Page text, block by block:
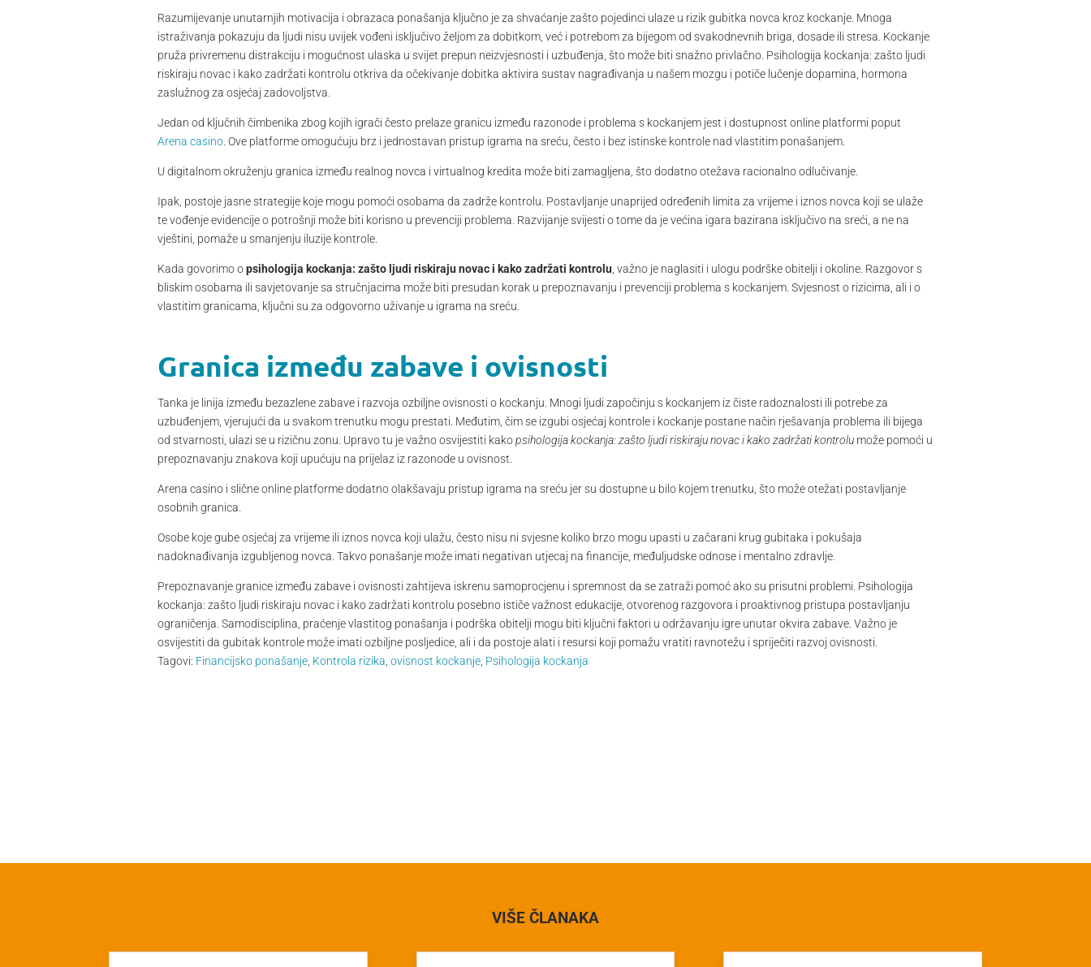
Razumijevanje unutarnjih motivacija i obrazaca ponašanja ključno je za shvaćanje zašto pojedinci ulaze u rizik gubitka novca kroz kockanje. Mnoga
istraživanja pokazuju da ljudi nisu uvijek vođeni isključivo željom za dobitkom, već i potrebom za bijegom od svakodnevnih briga, dosade ili stresa. Kockanje
pruža privremenu distrakciju i mogućnost ulaska u svijet prepun neizvjesnosti i uzbuđenja, što može biti snažno privlačno. Psihologija kockanja: zašto ljudi
riskiraju novac i kako zadržati kontrolu otkriva da očekivanje dobitka aktivira sustav nagrađivanja u našem mozgu i potiče lučenje dopamina, hormona
zaslužnog za osjećaj zadovoljstva.
Jedan od ključnih čimbenika zbog kojih igrači često prelaze granicu između razonode i problema s kockanjem jest i dostupnost online platformi poput
Arena casino. Ove platforme omogućuju brz i jednostavan pristup igrama na sreću, često i bez istinske kontrole nad vlastitim ponašanjem.
U digitalnom okruženju granica između realnog novca i virtualnog kredita može biti zamagljena, što dodatno otežava racionalno odlučivanje.
Ipak, postoje jasne strategije koje mogu pomoći osobama da zadrže kontrolu. Postavljanje unaprijed određenih limita za vrijeme i iznos novca koji se ulaže
te vođenje evidencije o potrošnji može biti korisno u prevenciji problema. Razvijanje svijesti o tome da je većina igara bazirana isključivo na sreći, a ne na
vještini, pomaže u smanjenju iluzije kontrole.
Kada govorimo opsihologija kockanja: zašto ljudi riskiraju novac i kako zadržati kontrolu, važno je naglasiti i ulogu podrške obitelji i okoline. Razgovor s
bliskim osobama ili savjetovanje sa stručnjacima može biti presudan korak u prepoznavanju i prevenciji problema s kockanjem. Svjesnost o rizicima, ali i o
vlastitim granicama, ključni su za odgovorno uživanje u igrama na sreću.
Granica između zabave i ovisnosti
Tanka je linija između bezazlene zabave i razvoja ozbiljne ovisnosti o kockanju. Mnogi ljudi započinju s kockanjem iz čiste radoznalosti ili potrebe za
uzbuđenjem, vjerujući da u svakom trenutku mogu prestati. Međutim, čim se izgubi osjećaj kontrole i kockanje postane način rješavanja problema ili bijega
od stvarnosti, ulazi se u rizičnu zonu. Upravo tu je važno osvijestiti kakopsihologija kockanja: zašto ljudi riskiraju novac i kako zadržati kontrolu može pomoći u
prepoznavanju znakova koji upućuju na prijelaz iz razonode u ovisnost.
Arena casino i slične online platforme dodatno olakšavaju pristup igrama na sreću jer su dostupne u bilo kojem trenutku, što može otežati postavljanje
osobnih granica.
Osobe koje gube osjećaj za vrijeme ili iznos novca koji ulažu, često nisu ni svjesne koliko brzo mogu upasti u začarani krug gubitaka i pokušaja
nadoknađivanja izgubljenog novca. Takvo ponašanje može imati negativan utjecaj na financije, međuljudske odnose i mentalno zdravlje.
Prepoznavanje granice između zabave i ovisnosti zahtijeva iskrenu samoprocjenu i spremnost da se zatraži pomoć ako su prisutni problemi. Psihologija
kockanja: zašto ljudi riskiraju novac i kako zadržati kontrolu posebno ističe važnost edukacije, otvorenog razgovora i proaktivnog pristupa postavljanju
ograničenja. Samodisciplina, praćenje vlastitog ponašanja i podrška obitelji mogu biti ključni faktori u održavanju igre unutar okvira zabave. Važno je
osvijestiti da gubitak kontrole može imati ozbiljne posljedice, ali i da postoje alati i resursi koji pomažu vratiti ravnotežu i spriječiti razvoj ovisnosti.
Tagovi: Financijsko ponašanje, Kontrola rizika,ovisnost kockanje, Psihologija kockanja
VIŠE ČLANAKA